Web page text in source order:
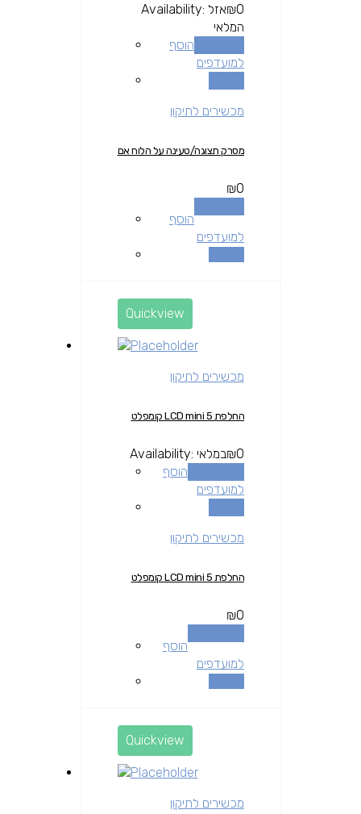
₪0
Availability: אזל
המלאי
הוסף
למועדפים
מכשירים לתיקון
מסרק תצוגה/טעינה על הלוח אם
₪0
הוסף
למועדפים
Quickview
מכשירים לתיקון
החלפת LCD mini 5 קומפלט
₪0
Availability: במלאי
הוסף
למועדפים
מכשירים לתיקון
החלפת LCD mini 5 קומפלט
₪0
הוסף
למועדפים
Quickview
מכשירים לתיקון